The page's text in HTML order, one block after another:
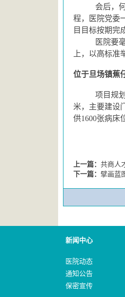
会后，
程，医院党委
目目标按期完
医院要
上，以高标准
位于旦场镇蕉
项目规
米，主要建设
供1600张病床
上一篇： 共商人
下一篇： 擘画蓝
新闻中心
医院动态
通知公告
保密宣传